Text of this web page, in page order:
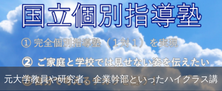
元大学教員や研究者、企業幹部といったハイクラス講